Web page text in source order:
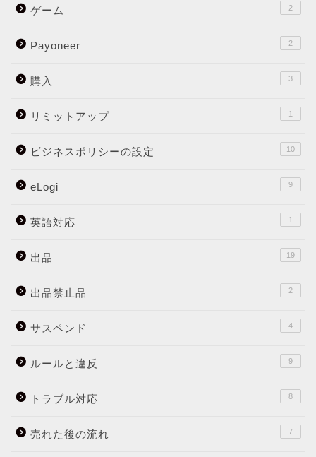
ゲーム 2
Payoneer 2
購入 3
リミットアップ 1
ビジネスポリシーの設定 10
eLogi 9
英語対応 1
出品 19
出品禁止品 2
サスペンド 4
ルールと違反 9
トラブル対応 8
売れた後の流れ 7